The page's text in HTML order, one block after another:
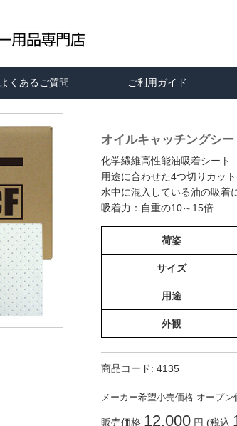
よくあるご質問 ご利用ガイド
オイルキャッチングシー
化学繊維高性能油吸着シート
用途に合わせた4つ切りカット
水中に混入している油の吸着
吸着力：自重の10～15倍
荷姿
サイズ
用途
外観
商品コード: 4135
メーカー希望小売価格 オープン
販売価格 12,000円 (税込